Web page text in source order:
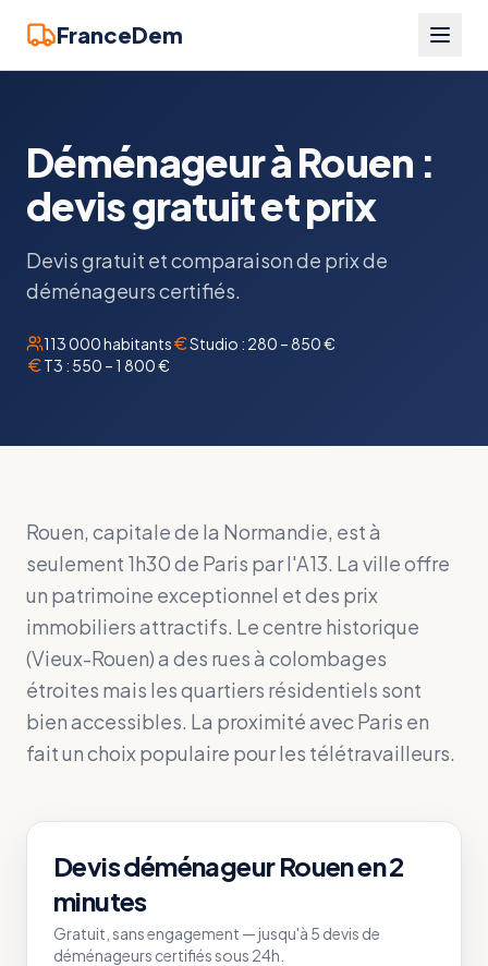
FranceDem
Déménageur à Rouen :
devis gratuit et prix
Devis gratuit et comparaison de prix de
déménageurs certifiés.
113 000habitants Studio : 280 – 850 €
T3 : 550 – 1 800 €
Rouen, capitale de la Normandie, est à
seulement 1h30 de Paris par l'A13. La ville offre
un patrimoine exceptionnel et des prix
immobiliers attractifs. Le centre historique
(Vieux-Rouen) a des rues à colombages
étroites mais les quartiers résidentiels sont
bien accessibles. La proximité avec Paris en
fait un choix populaire pour les télétravailleurs.
Devis déménageurRouenen 2
minutes
Gratuit, sans engagement — jusqu'à 5 devis de
déménageurs certifiés sous 24h.